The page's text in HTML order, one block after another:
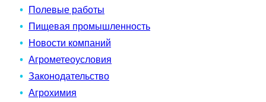
Полевые работы
Пищевая промышленность
Новости компаний
Агрометеоусловия
Законодательство
Агрохимия